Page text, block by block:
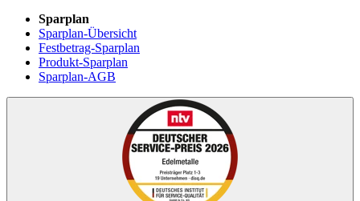
Sparplan
Sparplan-Übersicht
Festbetrag-Sparplan
Produkt-Sparplan
Sparplan-AGB